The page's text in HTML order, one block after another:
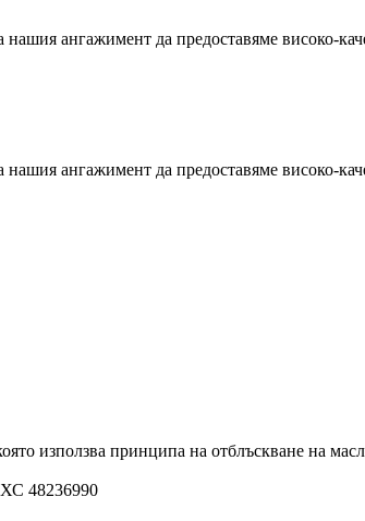
ангажимент да предоставяме високо-
ангажимент да предоставяме високо-
използва принципа на отблъскване на